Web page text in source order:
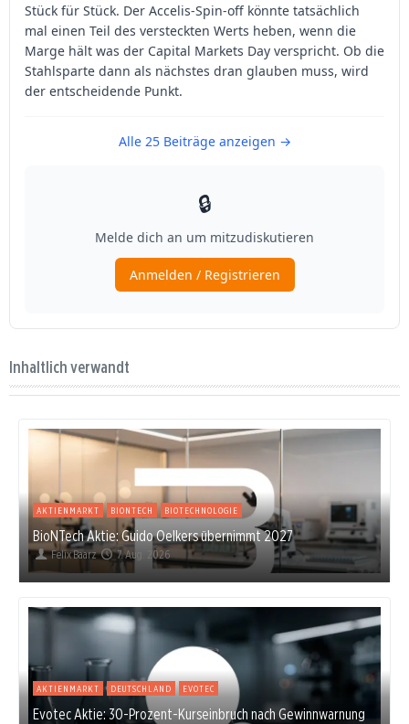
Inhaltlich verwandt
AKTIENMARKT BIONTECH BIOTECHNOLOGIE
BioNTech Aktie: Guido Oelkers übernimmt 2027
Felix Baarz 7. Aug. 2026
AKTIENMARKT DEUTSCHLAND EVOTEC
Evotec Aktie: 30-Prozent-Kurseinbruch nach Gewinnwarnung